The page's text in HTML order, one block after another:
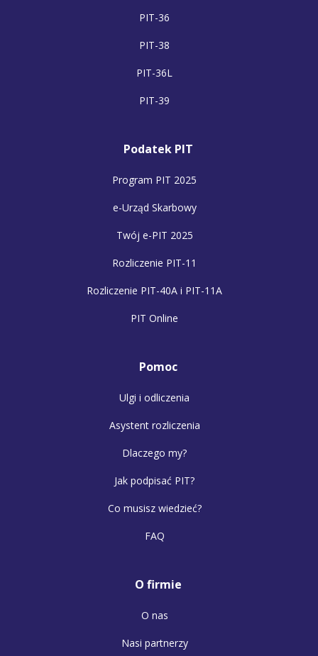
PIT-36
PIT-38
PIT-36L
PIT-39
Podatek PIT
Program PIT 2025
e-Urząd Skarbowy
Twój e-PIT 2025
Rozliczenie PIT-11
Rozliczenie PIT-40A i PIT-11A
PIT Online
Pomoc
Ulgi i odliczenia
Asystent rozliczenia
Dlaczego my?
Jak podpisać PIT?
Co musisz wiedzieć?
FAQ
O firmie
O nas
Nasi partnerzy